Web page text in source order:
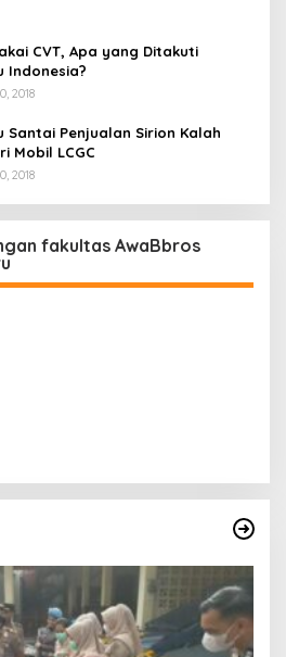
CVT, Apa yang Ditakuti
Indonesia?
2018
Santai Penjualan Sirion Kalah
Mobil LCGC
2018
fakultas AwaBbros